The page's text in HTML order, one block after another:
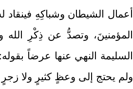
أعمال الشيطان وشباكِهِ فينقاد
المؤمنينَ، وتصدُّ عن ذِكْرِ
السليمة النهي عنها عرضاً بقوله:
ولم يحتج إلى وعظٍ كثيرٍ ولا زجرٍ